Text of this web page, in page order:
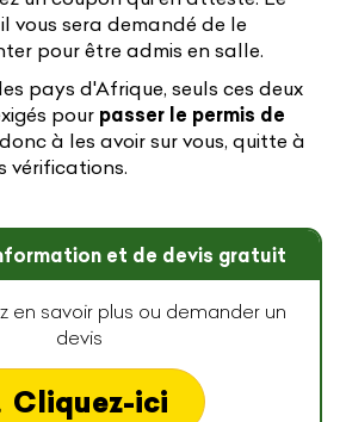
vous sera demandé de le
pour être admis en salle.
pays d'Afrique, seuls ces deux
pour passer le permis de
à les avoir sur vous, quitte à
vérifications.
et de devis gratuit
en savoir plus ou demander un
devis
Cliquez-ici